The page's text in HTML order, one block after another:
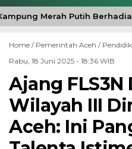
Merah Putih
Home / Pemerintah Aceh /
Rabu, 18 Juni 2025 - 18:36 WIB
Ajang
Wilayah III
Aceh: Ini